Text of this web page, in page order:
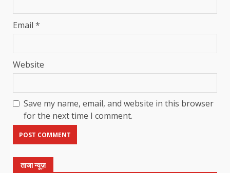
Email *
Website
Save my name, email, and website in this browser
for the next time I comment.
ताजा न्यूज़